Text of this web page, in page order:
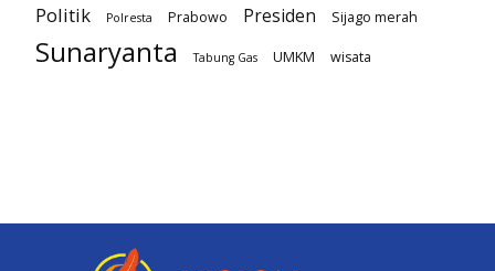
Politik
Polresta Prabowo Presiden Sijago merah
Sunaryanta Tabung Gas UMKM wisata